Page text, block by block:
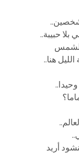
حبيبة..
الشمس
هنا..
أريد